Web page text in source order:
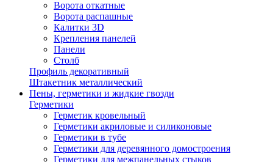
Ворота откатные
Ворота распашные
Калитки 3D
Крепления панелей
Панели
Столб
Профиль декоративный
Штакетник металлический
Пены, герметики и жидкие гвозди
Герметики
Герметик кровельный
Герметики акриловые и силиконовые
Герметики в тубе
Герметики для деревянного домостроения
Герметики для межпанельных стыков